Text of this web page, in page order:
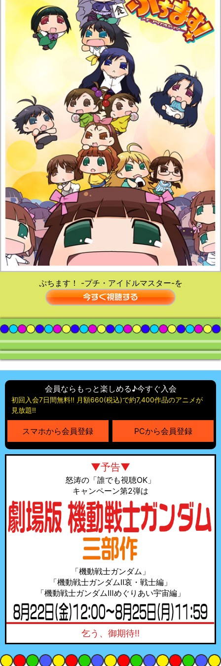
ぷちます！ -プチ・アイドルマスター-を
会員ならもっと楽しめる♪今すぐ入会
初回入会7日間無料!! 月額660(税込)で約7,400作品のアニメが
見放題!!
スマホから会員登録 PCから会員登録
▼予告▼
怒涛の「誰でも視聴OK」
キャンペーン第2弾は
「機動戦士ガンダム」
「機動戦士ガンダムⅡ哀・戦士編」
「機動戦士ガンダムⅢめぐりあい宇宙編」
乞う、御期待!!